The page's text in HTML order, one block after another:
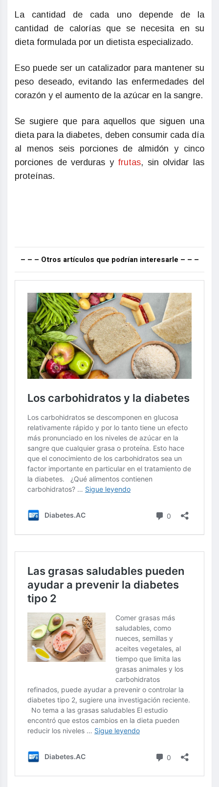
La cantidad de cada uno depende de la
cantidad de calorías que se necesita en su
dieta formulada por un dietista especializado.
Eso puede ser un catalizador para mantener su
peso deseado, evitando las enfermedades del
corazón y el aumento de la azúcar en la sangre.
Se sugiere que para aquellos que siguen una
dieta para la diabetes, deben consumir cada día
al menos seis porciones de almidón y cinco
porciones de verduras y frutas, sin olvidar las
proteínas.
– – – Otros artículos que podrían interesarle – – –